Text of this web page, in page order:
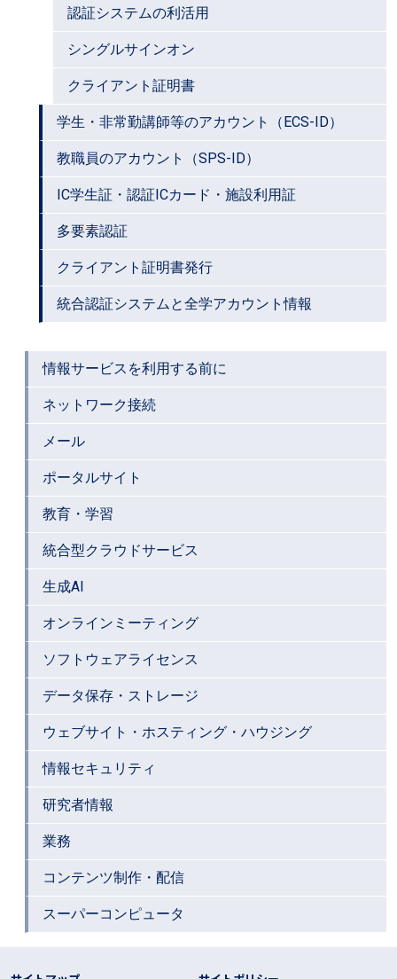
認証システムの利活用
シングルサインオン
クライアント証明書
学生・非常勤講師等のアカウント（ECS-ID）
教職員のアカウント（SPS-ID）
IC学生証・認証ICカード・施設利用証
多要素認証
クライアント証明書発行
統合認証システムと全学アカウント情報
情報サービスを利用する前に
ネットワーク接続
メール
ポータルサイト
教育・学習
統合型クラウドサービス
生成AI
オンラインミーティング
ソフトウェアライセンス
データ保存・ストレージ
ウェブサイト・ホスティング・ハウジング
情報セキュリティ
研究者情報
業務
コンテンツ制作・配信
スーパーコンピュータ